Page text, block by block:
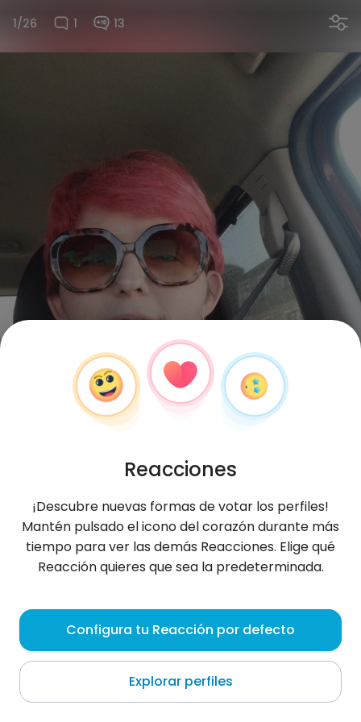
1/26 1 13
Daria , 33
Błotnica
Sobre mí
Reacciones
¡Descubre nuevas formas de votar los perfiles!
Mantén pulsado el icono del corazón durante más
tiempo para ver las demás Reacciones. Elige qué
Reacción quieres que sea la predeterminada.
Configura tu Reacción por defecto
Explorar perfiles